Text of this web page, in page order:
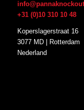
+31 (0)10 310 10 48
Koperslagerstraat 16
3077 MD | Rotterdam
Nederland